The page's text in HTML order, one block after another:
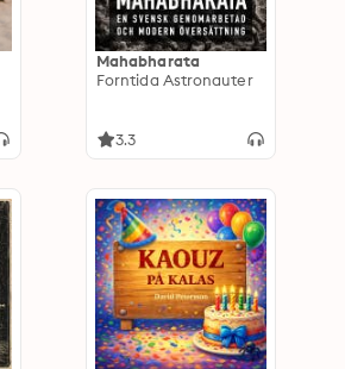
Mahabharata
Forntida Astronauter
3.3